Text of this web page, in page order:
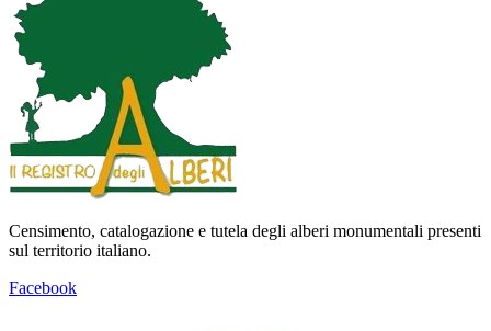
Censimento, catalogazione e tutela degli alberi monumentali presenti
sul territorio italiano.
Facebook